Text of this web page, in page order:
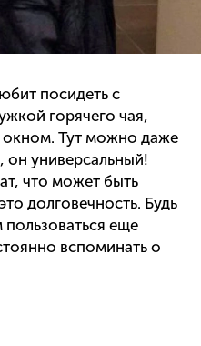
посидеть с
горячего чая,
окном. Тут можно даже
он универсальный!
что может быть
долговечность. Будь
пользоваться еще
вспоминать о